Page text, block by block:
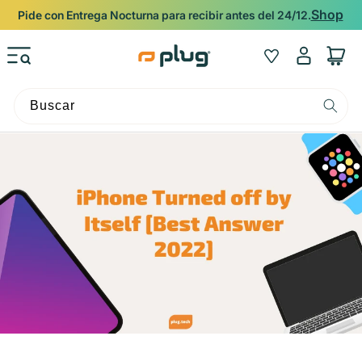
Ir al contenido
Respaldado por la garantía Plug de 12 meses.
Wishlist
Iniciar
sesión
Carrito
Buscar